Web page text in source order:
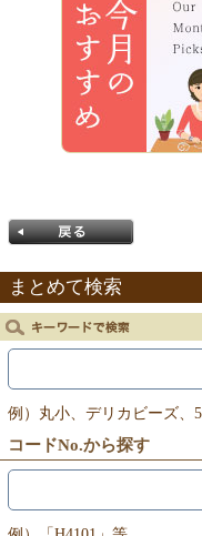
戻る
まとめて検索
例）丸小、デリカビーズ、
コードNo.から探す